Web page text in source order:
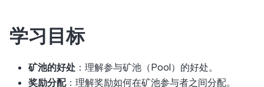
学习目标
矿池的好处 ：理解参与矿池（Pool）的好处。
奖励分配：理解奖励如何在矿池参与者之间分配。